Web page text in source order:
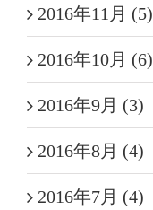
2016年11月 (5)
2016年10月 (6)
2016年9月 (3)
2016年8月 (4)
2016年7月 (4)